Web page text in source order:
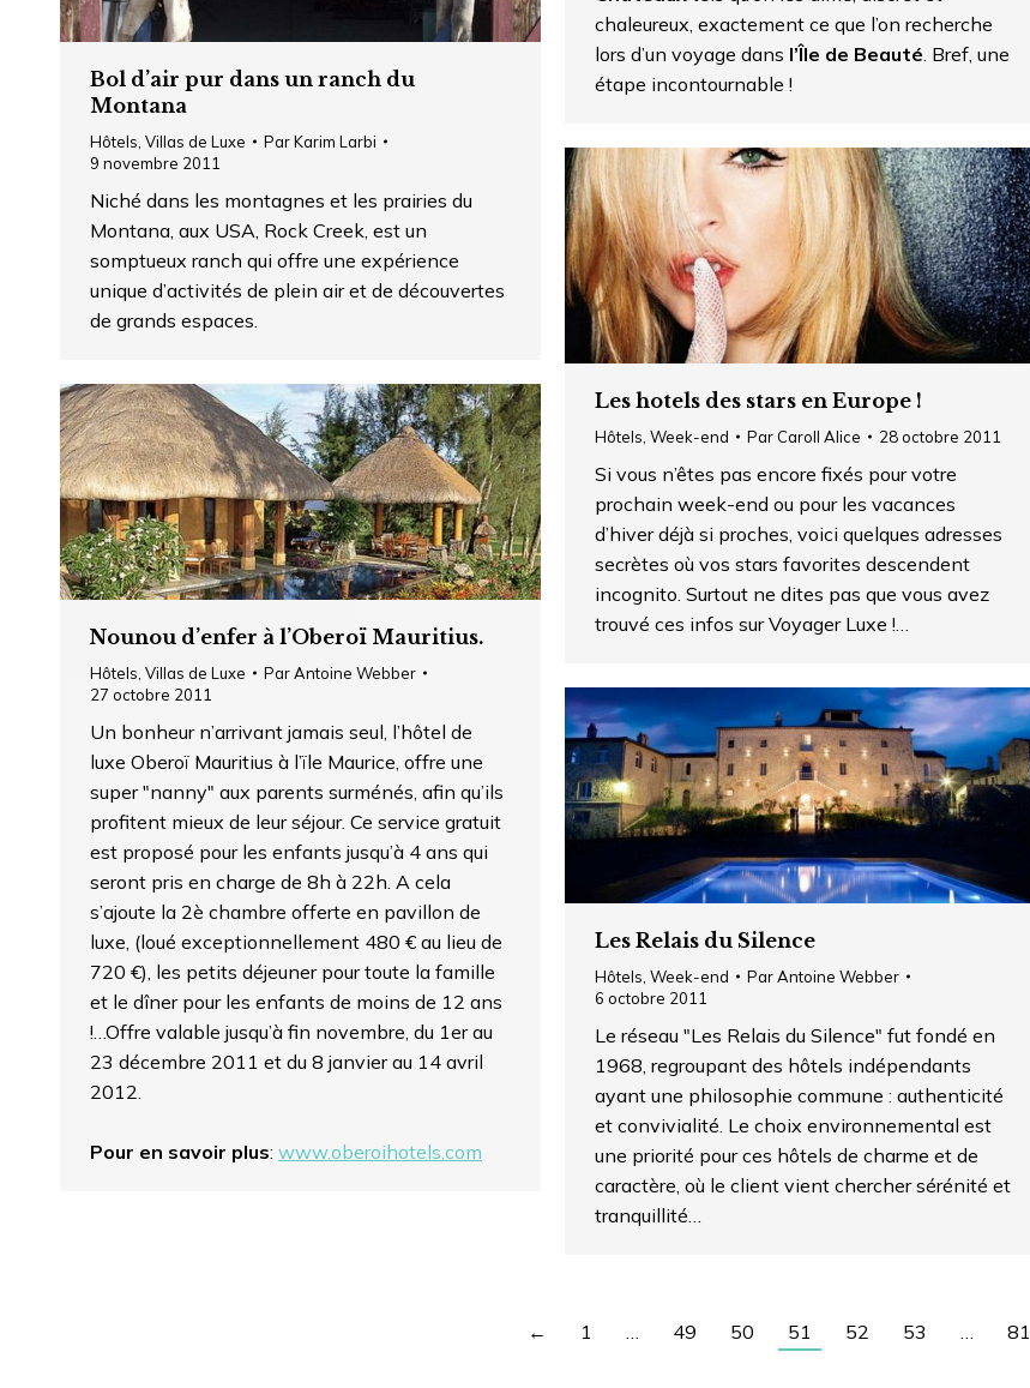
chaleureux, exactement ce que l’on recherche
lors d’un voyage dans l’Île de Beauté . Bref, une
étape incontournable !
Bol d’air pur dans un ranch du
Montana
Hôtels Villas de Luxe ParKarim Larbi
9 novembre 2011
Niché dans les montagnes et les prairies du
Montana, aux USA, Rock Creek, est un
somptueux ranch qui offre une expérience
unique d’activités de plein air et de découvertes
de grands espaces.
Les hotels des stars en Europe !
Hôtels Week-end Par Caroll Alice 28 octobre 2011
Si vous n’êtes pas encore fixés pour votre
prochain week-end ou pour les vacances
d’hiver déjà si proches, voici quelques adresses
secrètes où vos stars favorites descendent
incognito. Surtout ne dites pas que vous avez
trouvé ces infos sur Voyager Luxe !…
Nounou d’enfer à l’Oberoï Mauritius.
Hôtels Villas de Luxe ParAntoine Webber
27 octobre 2011
Un bonheur n’arrivant jamais seul, l’hôtel de
luxe Oberoï Mauritius à l’ïle Maurice, offre une
super "nanny" aux parents surménés, afin qu’ils
profitent mieux de leur séjour. Ce service gratuit
est proposé pour les enfants jusqu’à 4 ans qui
seront pris en charge de 8h à 22h. A cela
s’ajoute la 2è chambre offerte en pavillon de
luxe, (loué exceptionnellement 480 € au lieu de
720 €), les petits déjeuner pour toute la famille
et le dîner pour les enfants de moins de 12 ans
!…Offre valable jusqu’à fin novembre, du 1er au
23 décembre 2011 et du 8 janvier au 14 avril
2012.
Pour en savoir plus: www.oberoihotels.com
Les Relais du Silence
Hôtels Week-end ParAntoine Webber
6 octobre 2011
Le réseau "Les Relais du Silence" fut fondé en
1968, regroupant des hôtels indépendants
ayant une philosophie commune : authenticité
et convivialité. Le choix environnemental est
une priorité pour ces hôtels de charme et de
caractère, où le client vient chercher sérénité et
tranquillité…
← 1 49 50 51 52 53 81